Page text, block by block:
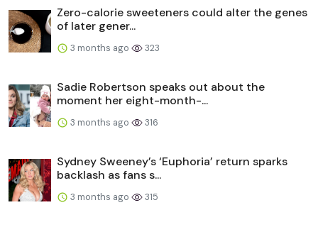
Zero-calorie sweeteners could alter the genes
of later gener...
3 months ago 323
Sadie Robertson speaks out about the
moment her eight-month-...
3 months ago 316
Sydney Sweeney’s ‘Euphoria’ return sparks
backlash as fans s...
3 months ago 315